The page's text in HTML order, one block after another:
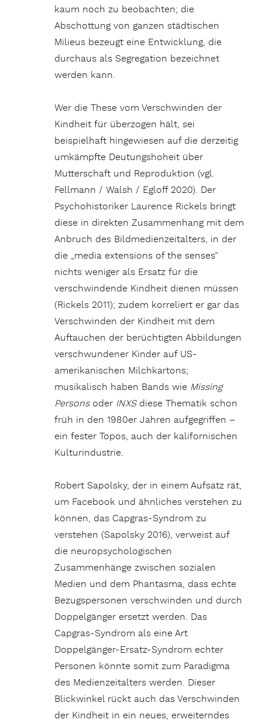
kaum noch zu beobachten; die
Abschottung von ganzen städtischen
Milieus bezeugt eine Entwicklung, die
durchaus als Segregation bezeichnet
werden kann.
Wer die These vom Verschwinden der
Kindheit für überzogen hält, sei
beispielhaft hingewiesen auf die derzeitig
umkämpfte Deutungshoheit über
Mutterschaft und Reproduktion (vgl.
Fellmann / Walsh / Egloff 2020). Der
Psychohistoriker Laurence Rickels bringt
diese in direkten Zusammenhang mit dem
Anbruch des Bildmedienzeitalters, in der
die „media extensions of the senses”
nichts weniger als Ersatz für die
verschwindende Kindheit dienen müssen
(Rickels 2011); zudem korreliert er gar das
Verschwinden der Kindheit mit dem
Auftauchen der berüchtigten Abbildungen
verschwundener Kinder auf US-
amerikanischen Milchkartons;
musikalisch haben Bands wie Missing
Personsoder INXSdiese Thematik schon
früh in den 1980er Jahren aufgegriffen –
ein fester Topos, auch der kalifornischen
Kulturindustrie.
Robert Sapolsky, der in einem Aufsatz rät,
um Facebook und ähnliches verstehen zu
können, das Capgras-Syndrom zu
verstehen (Sapolsky 2016), verweist auf
die neuropsychologischen
Zusammenhänge zwischen sozialen
Medien und dem Phantasma, dass echte
Bezugspersonen verschwinden und durch
Doppelgänger ersetzt werden. Das
Capgras-Syndrom als eine Art
Doppelgänger-Ersatz-Syndrom echter
Personen könnte somit zum Paradigma
des Medienzeitalters werden. Dieser
Blickwinkel rückt auch das Verschwinden
der Kindheit in ein neues, erweiterndes